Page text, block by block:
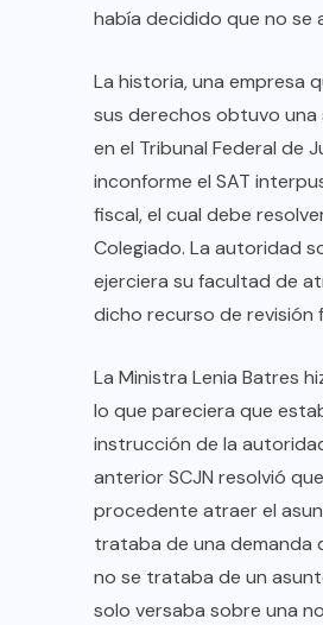
había decidido que no se
La historia, una empresa
sus derechos obtuvo
en el Tribunal Federal de
inconforme el SAT
fiscal, el cual debe
Colegiado. La autoridad
ejerciera su facultad de
dicho recurso de revisión
La Ministra Lenia Batres
lo que pareciera que
instrucción de la
anterior SCJN resolvió
procedente atraer el
trataba de una demanda
no se trataba de un
solo versaba sobre una